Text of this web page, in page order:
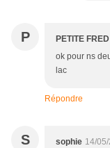
P PETITE FRED
ok pour ns
lac
Répondre
S sophie 14/